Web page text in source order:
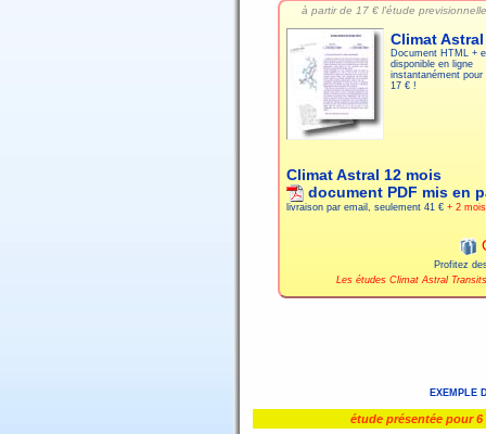
à partir de 17 € l'étude
Climat
Document HTML +
disponible en ligne
instantanément pour
17 € !
Climat Astral 12 mois
document PDF mis en
livraison par email, seulement 41 € + 2
Profitez
Les études Climat Astral
EXEMPLE
étude présentée pour